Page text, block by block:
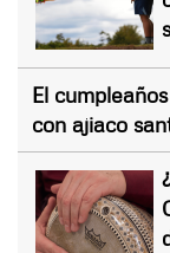
El
con ajiaco